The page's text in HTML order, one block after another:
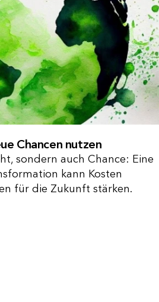
Chancen nutzen
sondern auch Chance: Eine
kann Kosten
für die Zukunft stärken.